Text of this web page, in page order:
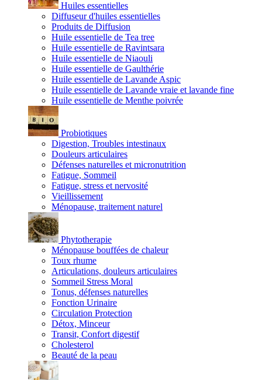
Huiles essentielles
Diffuseur d'huiles essentielles
Produits de Diffusion
Huile essentielle de Tea tree
Huile essentielle de Ravintsara
Huile essentielle de Niaouli
Huile essentielle de Gaulthérie
Huile essentielle de Lavande Aspic
Huile essentielle de Lavande vraie et lavande fine
Huile essentielle de Menthe poivrée
Probiotiques
Digestion, Troubles intestinaux
Douleurs articulaires
Défenses naturelles et micronutrition
Fatigue, Sommeil
Fatigue, stress et nervosité
Vieillissement
Ménopause, traitement naturel
Phytotherapie
Ménopause bouffées de chaleur
Toux rhume
Articulations, douleurs articulaires
Sommeil Stress Moral
Tonus, défenses naturelles
Fonction Urinaire
Circulation Protection
Détox, Minceur
Transit, Confort digestif
Cholesterol
Beauté de la peau